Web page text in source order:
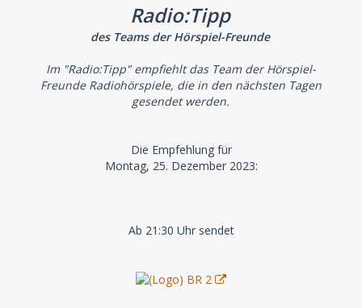
Radio:Tipp
des Teams der Hörspiel-Freunde
Im "Radio:Tipp" empfiehlt das Team der Hörspiel-
Freunde Radiohörspiele, die in den nächsten Tagen
gesendet werden.
Die Empfehlung für
Montag, 25. Dezember 2023:
Ab 21:30 Uhr sendet